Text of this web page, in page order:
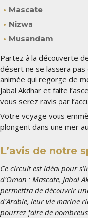
Mascate
Nizwa
Musandam
Partez à la découverte
désert ne se lassera pas
animée qui regorge de
Jabal Akdhar et faite
vous serez ravis par
Votre voyage vous
plongent dans une mer
L’avis de notre
Ce circuit est idéal pour
d'Oman : Mascate, Jabal
permettra de découvrir
d'Arabie, leur vie marine
pourrez faire de